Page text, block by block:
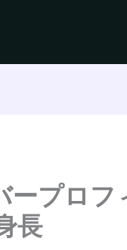
ープロフ
長